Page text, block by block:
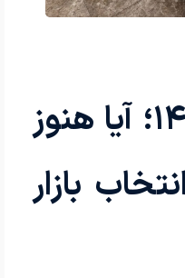
تیبا ۲ مدل ۱۴۰۰؛ آیا هنوز
بازار